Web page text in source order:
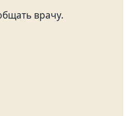
врачу.